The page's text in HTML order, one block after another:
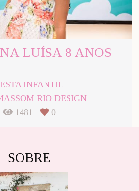
LUÍSA 8 ANOS
INFANTIL
RIO DESIGN
1481
0
SOBRE